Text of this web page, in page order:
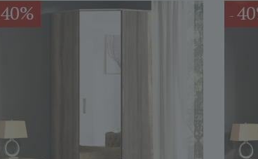
40% -